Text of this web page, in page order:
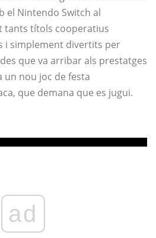
el Nintendo Switch al
tants títols cooperatius
i simplement divertits per
que va arribar als prestatges
un nou joc de festa
que demana que es jugui.
ad